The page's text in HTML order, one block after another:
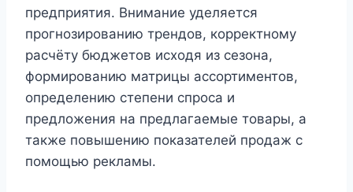
предприятия. Внимание уделяется
прогнозированию трендов, корректному
расчёту бюджетов исходя из сезона,
формированию матрицы ассортиментов,
определению степени спроса и
предложения на предлагаемые товары, а
также повышению показателей продаж с
помощью рекламы.